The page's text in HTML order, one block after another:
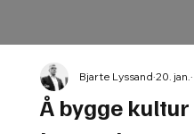
Å bygge
Bjarte Lyssand 20. jan.